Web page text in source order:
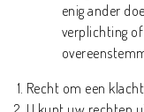
enig ander
verplichting
Recht om een